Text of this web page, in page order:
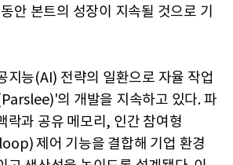
안 본트의 성장이 지속될 것으로 기
지능(AI) 전략의 일환으로 자율 작업
의 개발을 지속하고 있다. 파
락과 공유 메모리, 인간 참여형
제어 기능을 결합해 기업 환경